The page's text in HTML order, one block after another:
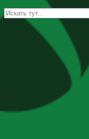
Искать: